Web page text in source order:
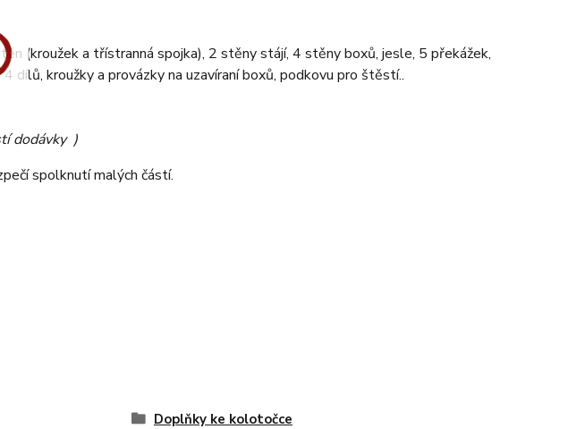
(kroužek a třístranná spojka), 2 stěny stájí, 4 stěny boxů, jesle, 5 překážek,
dílů, kroužky a provázky na uzavíraní boxů, podkovu pro štěstí..
dodávky )
spolknutí malých částí.
Doplňky ke kolotočce